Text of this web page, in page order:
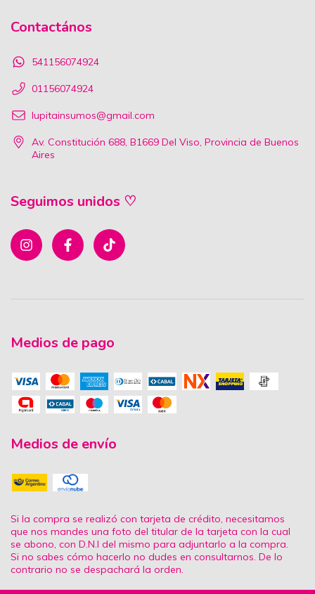
Contactános
541156074924
01156074924
lupitainsumos@gmail.com
Av. Constitución 688, B1669 Del Viso, Provincia de Buenos
Aires
Seguimos unidos ♡
Medios de pago
Medios de envío
Si la compra se realizó con tarjeta de crédito, necesitamos
que nos mandes una foto del titular de la tarjeta con la cual
se abono, con D.N.I del mismo para adjuntarlo a la compra.
Si no sabes cómo hacerlo no dudes en consultarnos. De lo
contrario no se despachará la orden.